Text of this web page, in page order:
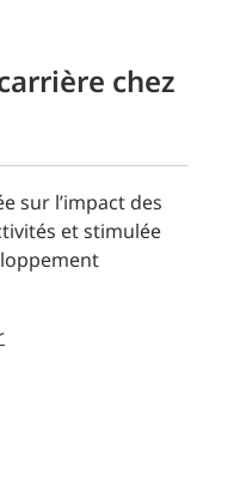
chez
sur l’impact des
et stimulée